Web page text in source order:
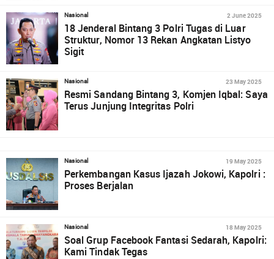
Nasional 2 June 2025
18 Jenderal Bintang 3 Polri Tugas di Luar
Struktur, Nomor 13 Rekan Angkatan Listyo
Sigit
Nasional 23 May 2025
Resmi Sandang Bintang 3, Komjen Iqbal: Saya
Terus Junjung Integritas Polri
Nasional 19 May 2025
Perkembangan Kasus Ijazah Jokowi, Kapolri :
Proses Berjalan
Nasional 18 May 2025
Soal Grup Facebook Fantasi Sedarah, Kapolri:
Kami Tindak Tegas